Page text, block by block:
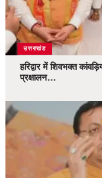
उत्तराखंड
हरिद्वार में शिवभक्त
प्रक्षालन…